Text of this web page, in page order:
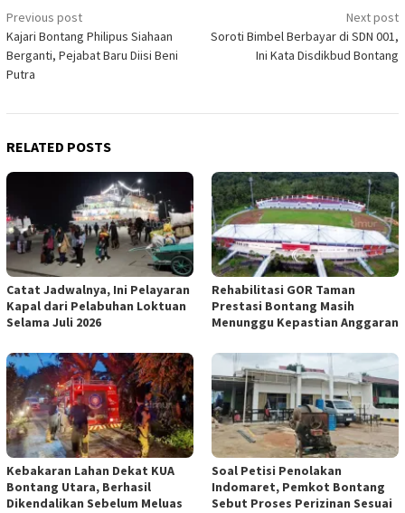
Post
navigation
Previous post
Kajari Bontang Philipus Siahaan
Berganti, Pejabat Baru Diisi Beni
Putra
Next post
Soroti Bimbel Berbayar di SDN 001,
Ini Kata Disdikbud Bontang
RELATED POSTS
Catat Jadwalnya, Ini Pelayaran
Kapal dari Pelabuhan Loktuan
Selama Juli 2026
Rehabilitasi GOR Taman
Prestasi Bontang Masih
Menunggu Kepastian Anggaran
Kebakaran Lahan Dekat KUA
Bontang Utara, Berhasil
Dikendalikan Sebelum Meluas
Soal Petisi Penolakan
Indomaret, Pemkot Bontang
Sebut Proses Perizinan Sesuai